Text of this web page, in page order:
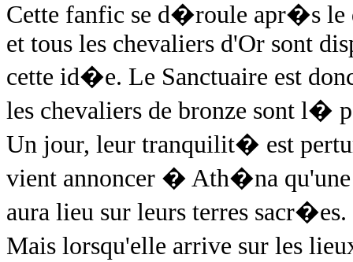
Cette fanfic se d�roule apr�s le
et tous les chevaliers d'Or sont
cette id�e. Le Sanctuaire est
les chevaliers de bronze sont
Un jour, leur tranquilit� est
vient annoncer � Ath�na
aura lieu sur leurs terres sacr�es.
Mais lorsqu'elle arrive sur les